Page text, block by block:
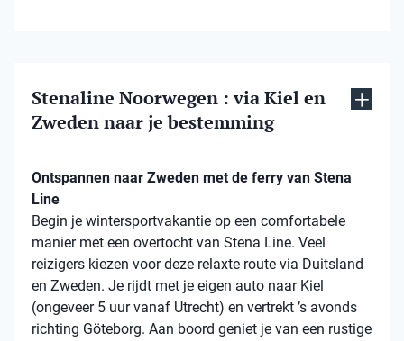
Stenaline Noorwegen : via Kiel en
Zweden naar je bestemming
Ontspannen naar Zweden met de ferry van Stena
Line
Begin je wintersportvakantie op een comfortabele
manier met een overtocht van Stena Line. Veel
reizigers kiezen voor deze relaxte route via Duitsland
en Zweden. Je rijdt met je eigen auto naar Kiel
(ongeveer 5 uur vanaf Utrecht) en vertrekt ’s avonds
richting Göteborg. Aan boord geniet je van een rustige